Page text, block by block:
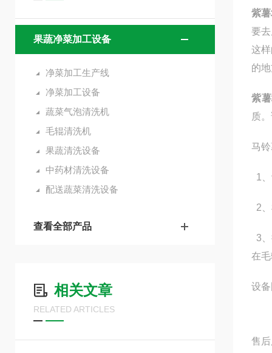
果蔬净菜加工设备
净菜加工生产线
净菜加工设备
蔬菜气泡清洗机
毛辊清洗机
果蔬清洗设备
中药材清洗设备
配送蔬菜清洗设备
查看全部产品
相关文章
RELATED ARTICLES
紫
要
这
的
紫
质
马
1
2
3
在
设
售